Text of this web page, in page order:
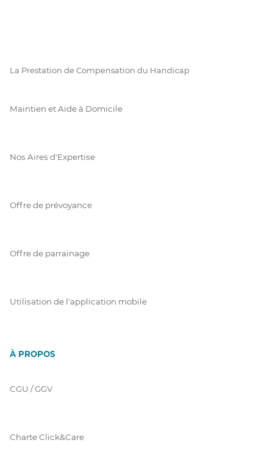
La Prestation de Compensation du Handicap
Maintien et Aide à Domicile
Nos Aires d'Expertise
Offre de prévoyance
Offre de parrainage
Utilisation de l'application mobile
À PROPOS
CGU / GGV
Charte Click&Care